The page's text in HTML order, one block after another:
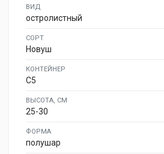
ВИД
остролистный
СОРТ
Новуш
КОНТЕЙНЕР
C5
ВЫСОТА, СМ
25-30
ФОРМА
полушар